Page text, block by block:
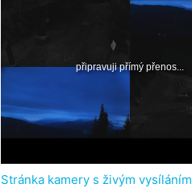
Stránka kamery s živým vysíláním